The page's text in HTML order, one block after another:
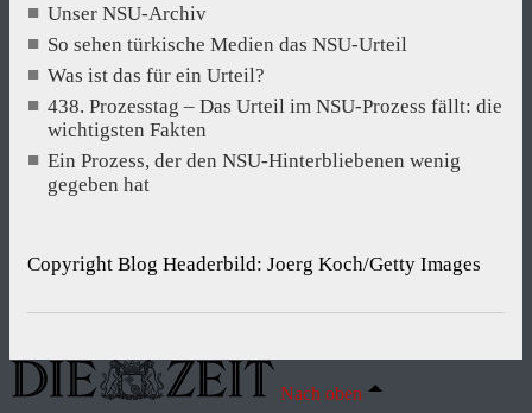
Unser NSU-Archiv
So sehen türkische Medien das NSU-Urteil
Was ist das für ein Urteil?
438. Prozesstag – Das Urteil im NSU-Prozess fällt: die
wichtigsten Fakten
Ein Prozess, der den NSU-Hinterbliebenen wenig
gegeben hat
Copyright Blog Headerbild: Joerg Koch/Getty Images
Nach oben